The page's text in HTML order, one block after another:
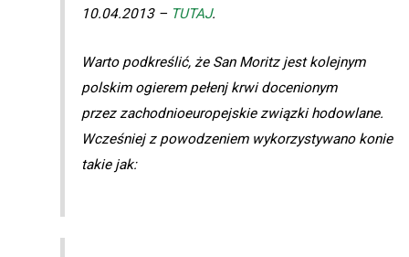
10.04.2013 – TUTAJ.
Warto podkreślić, że San Moritz jest kolejnym
polskim ogierem pełenj krwi docenionym
przez zachodnioeuropejskie związki hodowlane.
Wcześniej z powodzeniem wykorzystywano konie
takie jak: